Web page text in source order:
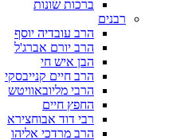
ברכות שונות
רבנים
הרב עובדיה יוסף
הרב יורם אברג'ל
הבן איש חי
הרב חיים קנייבסקי
הרבי מליובאוויטש
החפץ חיים
רבי דוד אבוחצירא
הרב מרדכי אליהו